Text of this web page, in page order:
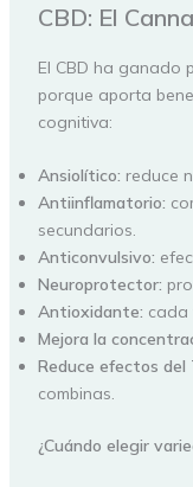
CBD: El
El CBD ha ganado
porque aporta
cognitiva:
Ansiolítico: reduce
Antiinflamatorio:
secundarios.
Anticonvulsivo:
Neuroprotector:
Antioxidante: cada
Mejora la
Reduce efectos del
combinas.
¿Cuándo elegir